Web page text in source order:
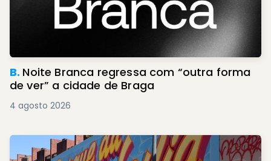
B. Noite Branca regressa com “outra forma
de ver” a cidade de Braga
4 agosto 2026